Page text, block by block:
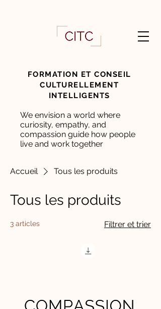
FORMATION ET CONSEIL
CULTURELLEMENT
INTELLIGENTS
We envision a world where
curiosity, empathy, and
compassion guide how people
live and work together
Accueil Tous les produits
Tous les produits
3 articles Filtrer et trier